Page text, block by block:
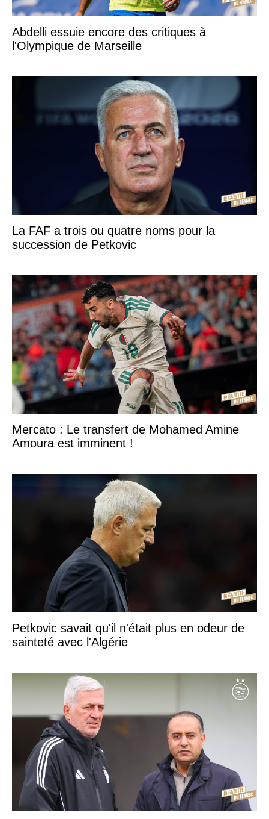
Abdelli essuie encore des critiques à
l'Olympique de Marseille
La FAF a trois ou quatre noms pour la
succession de Petkovic
Mercato : Le transfert de Mohamed Amine
Amoura est imminent !
Petkovic savait qu'il n'était plus en odeur de
sainteté avec l'Algérie